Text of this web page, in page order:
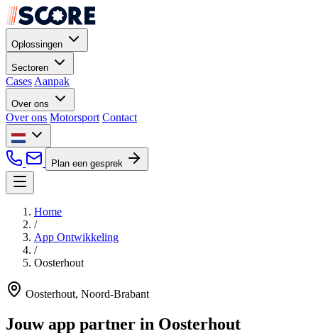
Oplossingen
Sectoren
Cases Aanpak
Over ons
Over ons Motorsport Contact
Plan een gesprek
Home
/
App Ontwikkeling
/
Oosterhout
Oosterhout, Noord-Brabant
Jouw app partner in Oosterhout